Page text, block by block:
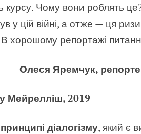
курсу. Чому вони роблять
у цій війні, а отже — ця
В хорошому репортажі
Олеся Яремчук,
Мейрелліш, 2019
принципі діалогізму, який є